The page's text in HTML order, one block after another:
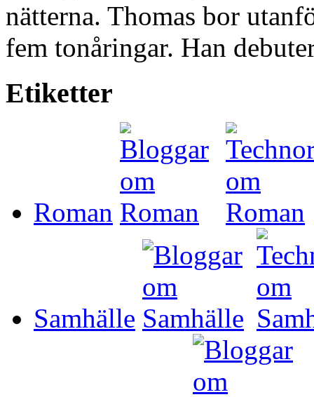
nätterna. Thomas bor
fem tonåringar. Han
Etiketter
Roman
Samhälle